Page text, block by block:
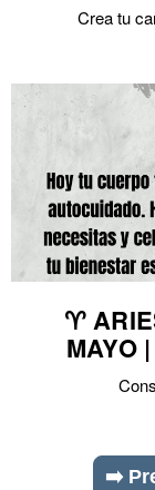
Crea tu
♈
MAYO
➡️